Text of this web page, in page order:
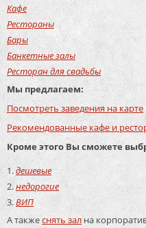
Кафе
Рестораны
Бары
Банкетные залы
Ресторан для свадьбы
Мы предлагаем:
Посмотреть заведения на карте
Рекомендованные кафе и
Кроме этого Вы сможете
дешевые
недорогие
ВИП
А такжеснять зал на